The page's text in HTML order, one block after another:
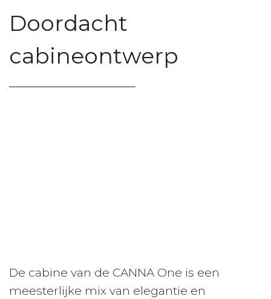
Doordacht
cabineontwerp
De cabine van de CANNA One is een
meesterlijke mix van elegantie en